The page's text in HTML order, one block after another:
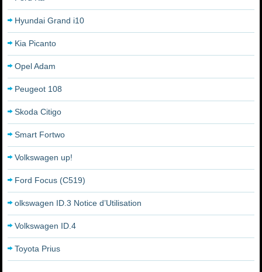
Hyundai Grand i10
Kia Picanto
Opel Adam
Peugeot 108
Skoda Citigo
Smart Fortwo
Volkswagen up!
Ford Focus (C519)
olkswagen ID.3 Notice d’Utilisation
Volkswagen ID.4
Toyota Prius